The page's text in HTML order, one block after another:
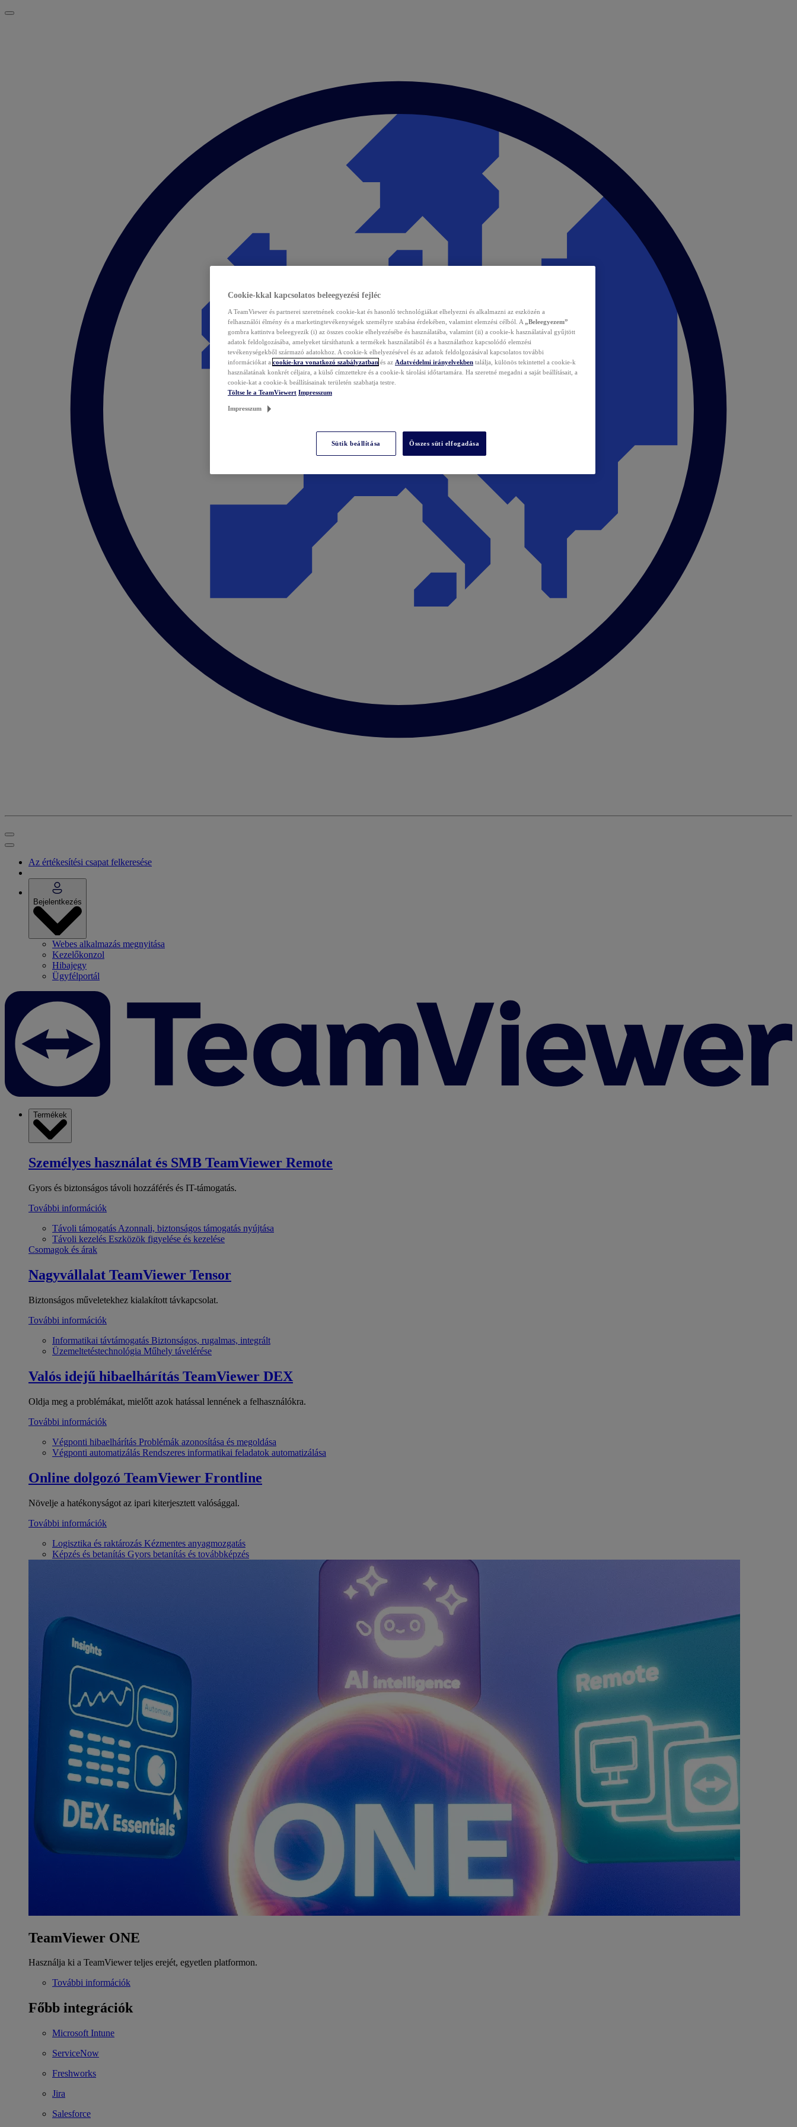
Az értékesítési csapat felkeresése
Bejelentkezés
Webes alkalmazás megnyitása
Kezelőkonzol
Hibajegy
Ügyfélportál
Termékek
Személyes használat és SMB TeamViewer Remote
Gyors és biztonságos távoli hozzáférés és IT-támogatás.
További információk
Távoli támogatás Azonnali, biztonságos támogatás nyújtása
Távoli kezelés Eszközök figyelése és kezelése
Csomagok és árak
Nagyvállalat TeamViewer Tensor
Biztonságos műveletekhez kialakított távkapcsolat.
További információk
Informatikai távtámogatás Biztonságos, rugalmas, integrált
Üzemeltetéstechnológia Műhely távelérése
Valós idejű hibaelhárítás TeamViewer DEX
Oldja meg a problémákat, mielőtt azok hatással lennének a felhasználókra.
További információk
Végponti hibaelhárítás Problémák azonosítása és megoldása
Végponti automatizálás Rendszeres informatikai feladatok automatizálása
Online dolgozó TeamViewer Frontline
Növelje a hatékonyságot az ipari kiterjesztett valósággal.
További információk
Logisztika és raktározás Kézmentes anyagmozgatás
Képzés és betanítás Gyors betanítás és továbbképzés
TeamViewer ONE
Használja ki a TeamViewer teljes erejét, egyetlen platformon.
További információk
Főbb integrációk
Microsoft Intune
ServiceNow
Freshworks
Jira
Salesforce
Cookie-kkal kapcsolatos beleegyezési fejléc
A TeamViewer és partnerei szeretnének cookie-kat és hasonló technológiákat elhelyezni és alkalmazni az eszközén a
felhasználói élmény és a marketingtevékenységek személyre szabása érdekében, valamint elemzési célból. A „Beleegyezem”
gombra kattintva beleegyezik (i) az összes cookie elhelyezésébe és használatába, valamint (ii) a cookie-k használatával gyűjtött
adatok feldolgozásába, amelyeket társíthatunk a termékek használatából és a használathoz kapcsolódó elemzési
tevékenységekből származó adatokhoz. A cookie-k elhelyezésével és az adatok feldolgozásával kapcsolatos további
információkat a cookie-kra vonatkozó szabályzatban és az Adatvédelmi irányelvekben találja, különös tekintettel a cookie-k
használatának konkrét céljaira, a külső címzettekre és a cookie-k tárolási időtartamára. Ha szeretné megadni a saját beállításait, a
cookie-kat a cookie-k beállításainak területén szabhatja testre.
Töltse le a TeamViewert Impresszum
Impresszum
Sütik beállítása Összes süti elfogadása